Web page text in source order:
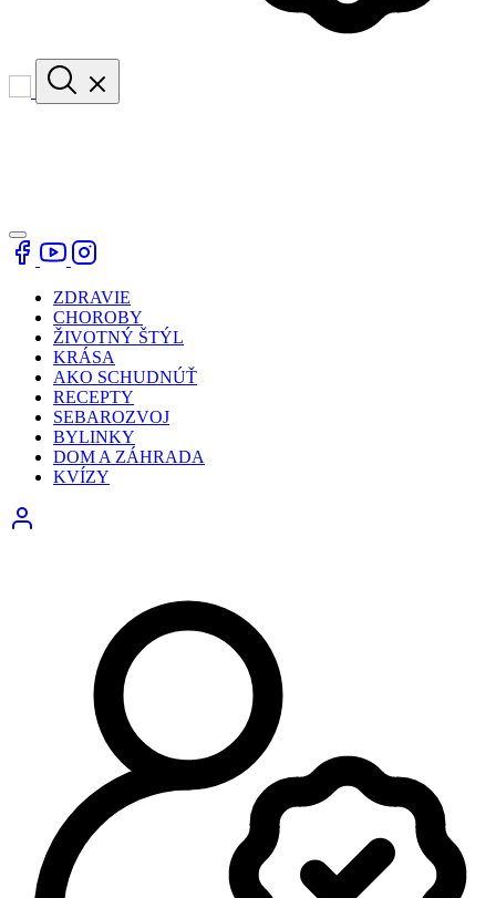
ZDRAVIE
CHOROBY
ŽIVOTNÝ ŠTÝL
KRÁSA
AKO SCHUDNÚŤ
RECEPTY
SEBAROZVOJ
BYLINKY
DOM A ZÁHRADA
KVÍZY